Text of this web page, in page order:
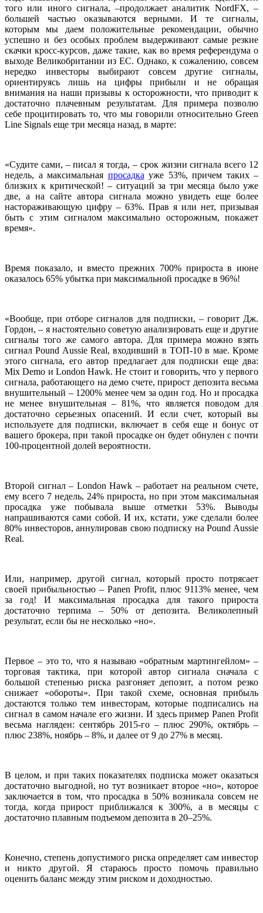
того или иного сигнала, –продолжает аналитик NordFX, –
большей частью оказываются верными. И те сигналы,
которым мы даем положительные рекомендации, обычно
успешно и без особых проблем выдерживают самые резкие
скачки кросс-курсов, даже такие, как во время референдума о
выходе Великобритании из ЕС. Однако, к сожалению, совсем
нередко инвесторы выбирают совсем другие сигналы,
ориентируясь лишь на цифры прибыли и не обращая
внимания на наши призывы к осторожности, что приводит к
достаточно плачевным результатам. Для примера позволю
себе процитировать то, что мы говорили относительно Green
Line Signals еще три месяца назад, в марте:
«Судите сами, – писал я тогда, – срок жизни сигнала всего 12
недель, а максимальная просадкауже 53%, причем таких –
близких к критической! – ситуаций за три месяца было уже
две, а на сайте автора сигнала можно увидеть еще более
настораживающую цифру – 63%. Прав я или нет, призывая
быть с этим сигналом максимально осторожным, покажет
время».
Время показало, и вместо прежних 700% прироста в июне
оказалось 65% убытка при максимальной просадке в 96%!
«Вообще, при отборе сигналов для подписки, – говорит Дж.
Гордон, – я настоятельно советую анализировать еще и другие
сигналы того же самого автора. Для примера можно взять
сигнал Pound Aussie Real, входивший в ТОП-10 в мае. Кроме
этого сигнала, его автор предлагает для подписки еще два:
Mix Demo и London Hawk. Не стоит и говорить, что у первого
сигнала, работающего на демо счете, прирост депозита весьма
внушительный – 1200% менее чем за один год. Но и просадка
не менее внушительная – 81%, что является поводом для
достаточно серьезных опасений. И если счет, который вы
используете для подписки, включает в себя еще и бонус от
вашего брокера, при такой просадке он будет обнулен с почти
100-процентной долей вероятности.
Второй сигнал – London Hawk – работает на реальном счете,
ему всего 7 недель, 24% прироста, но при этом максимальная
просадка уже побывала выше отметки 53%. Выводы
напрашиваются сами собой. И их, кстати, уже сделали более
80% инвесторов, аннулировав свою подписку на Pound Aussie
Real.
Или, например, другой сигнал, который просто потрясает
своей прибыльностью – Panen Profit, плюс 9113% менее, чем
за год! И максимальная просадка для такого прироста
достаточно терпима – 50% от депозита. Великолепный
результат, если бы не несколько «но».
Первое – это то, что я называю «обратным мартингейлом» –
торговая тактика, при которой автор сигнала сначала с
большой степенью риска разгоняет депозит, а потом резко
снижает «обороты». При такой схеме, основная прибыль
достаются только тем инвесторам, которые подписались на
сигнал в самом начале его жизни. И здесь пример Panen Profit
весьма нагляден: сентябрь 2015-го – плюс 290%, октябрь –
плюс 238%, ноябрь – 8%, и далее от 9 до 27% в месяц.
В целом, и при таких показателях подписка может оказаться
достаточно выгодной, но тут возникает второе «но», которое
заключается в том, что просадка в 50% возникала совсем не
тогда, когда прирост приближался к 300%, а в месяцы с
достаточно плавным подъемом депозита в 20–25%.
Конечно, степень допустимого риска определяет сам инвестор
и никто другой. Я стараюсь просто помочь правильно
оценить баланс между этим риском и доходностью.